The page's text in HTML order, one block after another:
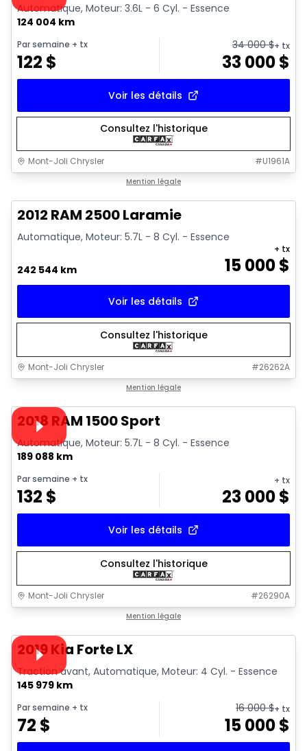
Automatique, Moteur: 3.6L - 6 Cyl. - Essence
124 004 km
Par semaine + tx
122 $
34 000$+ tx
33 000$
Voir les détails
Consultez l'historique
Mont-Joli Chrysler #U1961A
Mention légale
2012 RAM 2500 Laramie
Automatique, Moteur: 5.7L - 8 Cyl. - Essence
242 544 km 15 000$
+ tx
Voir les détails
Consultez l'historique
Mont-Joli Chrysler #26262A
Mention légale
Vidéo disponible
2018 RAM 1500 Sport
Automatique, Moteur: 5.7L - 8 Cyl. - Essence
189 088 km
Par semaine + tx
132 $
+ tx
23 000$
Voir les détails
Consultez l'historique
Mont-Joli Chrysler #26290A
Mention légale
Vidéo disponible
2019 Kia Forte LX
Traction avant, Automatique, Moteur: 4 Cyl. - Essence
145 979 km
Par semaine + tx
72 $
16 000$+ tx
15 000$